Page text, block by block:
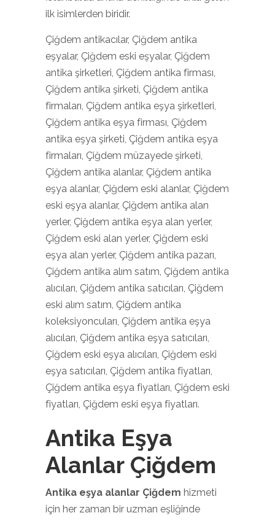
ilk isimlerden biridir.
Çiğdem antikacılar, Çiğdem antika
eşyalar, Çiğdem eski eşyalar, Çiğdem
antika şirketleri, Çiğdem antika firması,
Çiğdem antika şirketi, Çiğdem antika
firmaları, Çiğdem antika eşya şirketleri,
Çiğdem antika eşya firması, Çiğdem
antika eşya şirketi, Çiğdem antika eşya
firmaları, Çiğdem müzayede şirketi,
Çiğdem antika alanlar, Çiğdem antika
eşya alanlar, Çiğdem eski alanlar, Çiğdem
eski eşya alanlar, Çiğdem antika alan
yerler, Çiğdem antika eşya alan yerler,
Çiğdem eski alan yerler, Çiğdem eski
eşya alan yerler, Çiğdem antika pazarı,
Çiğdem antika alım satım, Çiğdem antika
alıcıları, Çiğdem antika satıcıları, Çiğdem
eski alım satım, Çiğdem antika
koleksiyoncuları, Çiğdem antika eşya
alıcıları, Çiğdem antika eşya satıcıları,
Çiğdem eski eşya alıcıları, Çiğdem eski
eşya satıcıları, Çiğdem antika fiyatları,
Çiğdem antika eşya fiyatları, Çiğdem eski
fiyatları, Çiğdem eski eşya fiyatları.
Antika Eşya
Alanlar Çiğdem
Antika eşya alanlar Çiğdem hizmeti
için her zaman bir uzman eşliğinde